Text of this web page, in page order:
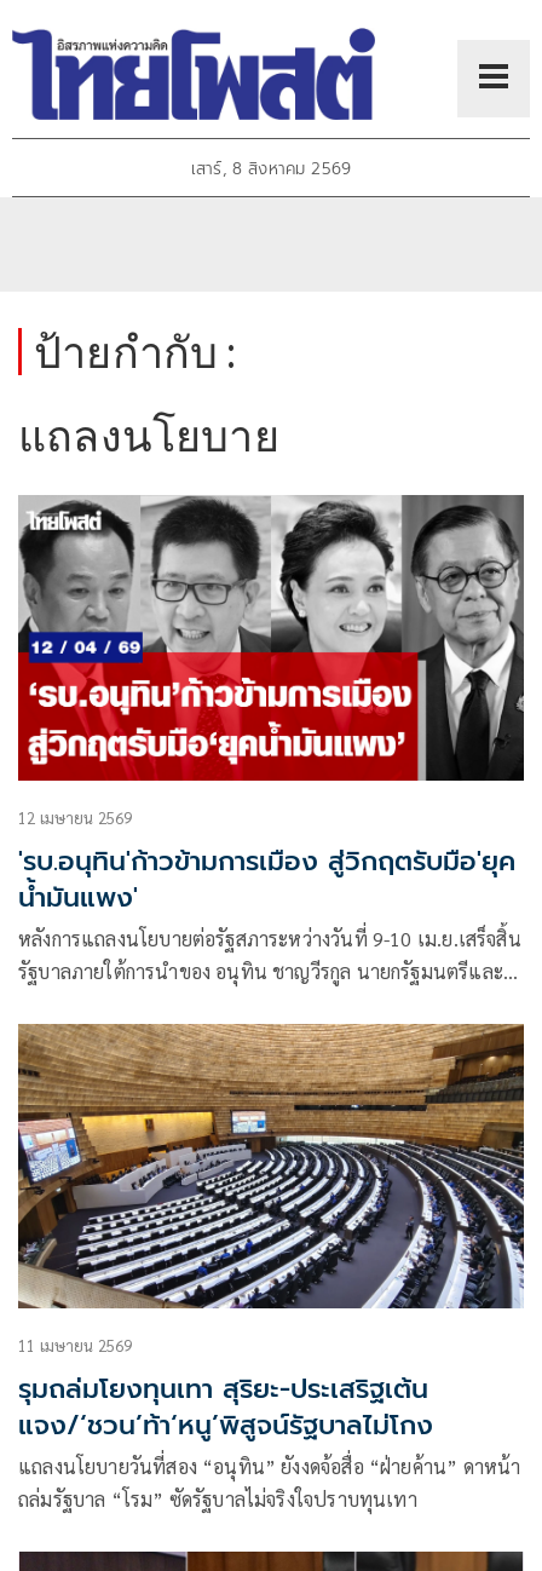
เสาร์, 8 สิงหาคม 2569
ป้ายกำกับ :
แถลงนโยบาย
12 เมษายน 2569
'รบ.อนุทิน'ก้าวข้ามการเมือง สู่วิกฤตรับมือ'ยุค
น้ำมันแพง'
หลังการแถลงนโยบายต่อรัฐสภาระหว่างวันที่ 9-10 เม.ย.เสร็จสิ้น
รัฐบาลภายใต้การนำของ อนุทิน ชาญวีรกูล นายกรัฐมนตรีและ
ด้วยตัวเลข สส.พรรคภูมิใจไทย 192 เสียง ผนวกกับพรรคร่วมจน
รวมเป็น 292 เสียง
11 เมษายน 2569
รุมถล่มโยงทุนเทา สุริยะ-ประเสริฐเต้น
แจง/‘ชวน’ท้า‘หนู’พิสูจน์รัฐบาลไม่โกง
แถลงนโยบายวันที่สอง “อนุทิน” ยังงดจ้อสื่อ “ฝ่ายค้าน” ดาหน้า
ถล่มรัฐบาล “โรม” ซัดรัฐบาลไม่จริงใจปราบทุนเทา